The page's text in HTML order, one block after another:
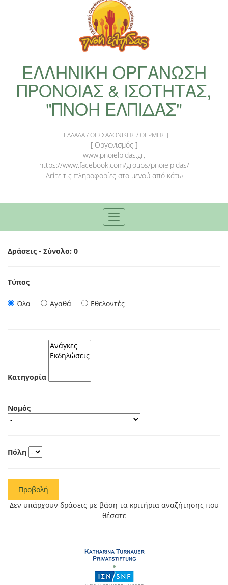
ΕΛΛΗΝΙΚΗ ΟΡΓΑΝΩΣΗ
ΠΡΟΝΟΙΑΣ & ΙΣΟΤΗΤΑΣ,
"ΠΝΟΗ ΕΛΠΙΔΑΣ"
[ ΕΛΛΑΔΑ / ΘΕΣΣΑΛΟΝΙΚΗΣ / ΘΕΡΜΗΣ ]
[ Οργανισμός ]
www.pnoielpidas.gr,
https://www.facebook.com/groups/pnoielpidas/
Δείτε τις πληροφορίες στο μενού από κάτω
Toggle
navigation
Δράσεις - Σύνολο: 0
Τύπος
Όλα Αγαθά Εθελοντές
Κατηγορία
Νομός
Πόλη
Προβολή
Δεν υπάρχουν δράσεις με βάση τα κριτήρια αναζήτησης που
θέσατε